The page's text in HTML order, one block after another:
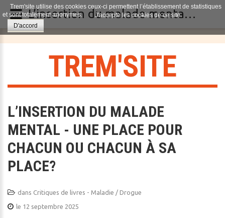
TREM'SITE
L’INSERTION DU MALADE
MENTAL - UNE PLACE POUR
CHACUN OU CHACUN À SA
PLACE?
dans Critiques de livres - Maladie / Drogue
le 12 septembre 2025
Trem'site utilise des cookies ceux-ci permettent l’établissement de statistiques
et sont totalement anonymes.
J'accepte les cookies de ce site.
D'accord
L’insertion du malade mental - Une place pour chacun ou chacun à sa place?